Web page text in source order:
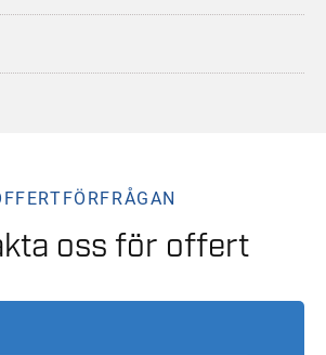
oss för offert